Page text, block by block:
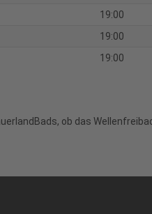
19:00
19:00
19:00
ob das